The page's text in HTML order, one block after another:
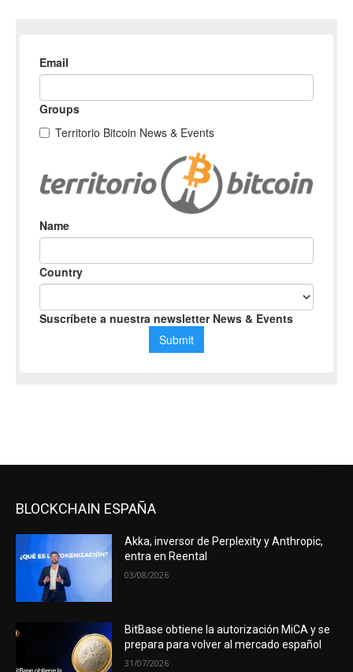
BLOCKCHAIN ESPAÑA
Akka, inversor de Perplexity y Anthropic,
entra en Reental
03/08/2026
BitBase obtiene la autorización MiCA y se
prepara para volver al mercado español
31/07/2026